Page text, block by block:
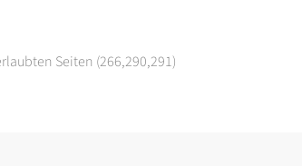
Seiten (266,290,291)